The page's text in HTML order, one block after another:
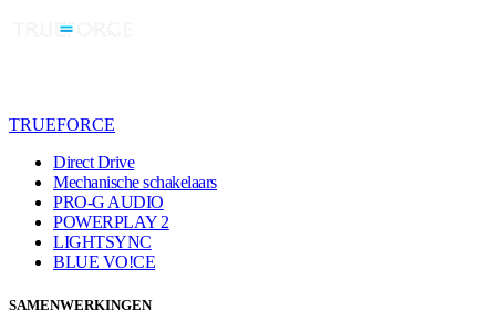
TRUEFORCE
Direct Drive
Mechanische schakelaars
PRO-G AUDIO
POWERPLAY 2
LIGHTSYNC
BLUE VO!CE
SAMENWERKINGEN